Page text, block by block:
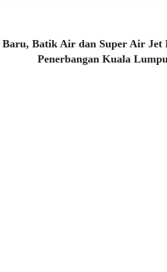
Baru, Batik Air dan Super Air Jet
Penerbangan Kuala